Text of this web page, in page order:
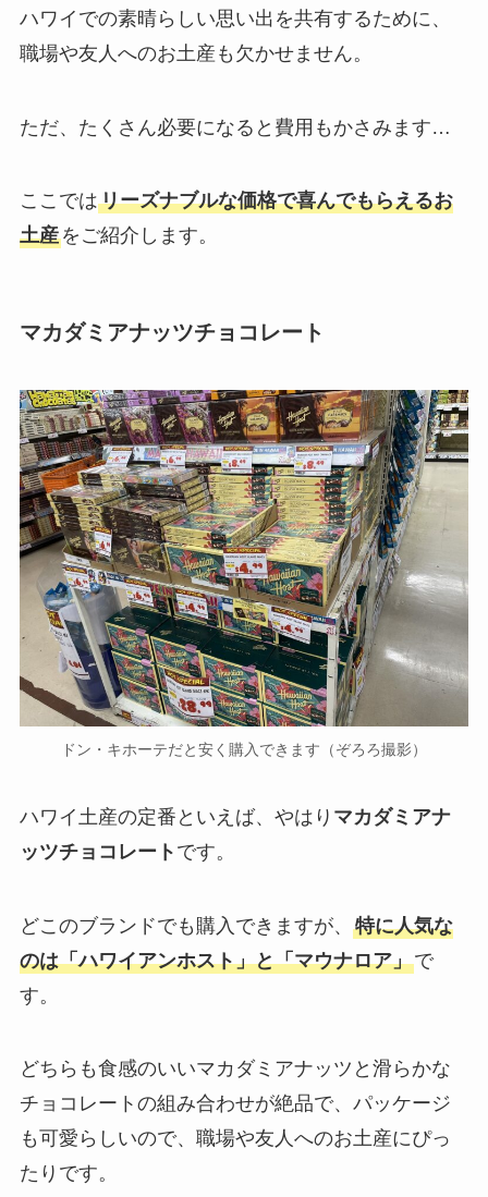
ハワイでの素晴らしい思い出を共有するために、
職場や友人へのお土産も欠かせません。
ただ、たくさん必要になると費用もかさみます…
ここではリーズナブルな価格で喜んでもらえるお
土産をご紹介します。
マカダミアナッツチョコレート
ドン・キホーテだと安く購入できます（ぞろろ撮影）
ハワイ土産の定番といえば、やはり マカダミアナ
ッツチョコレート です。
どこのブランドでも購入できますが、 特に人気な
のは「ハワイアンホスト」と「マウナロア」で
す。
どちらも食感のいいマカダミアナッツと滑らかな
チョコレートの組み合わせが絶品で、パッケージ
も可愛らしいので、職場や友人へのお土産にぴっ
たりです。